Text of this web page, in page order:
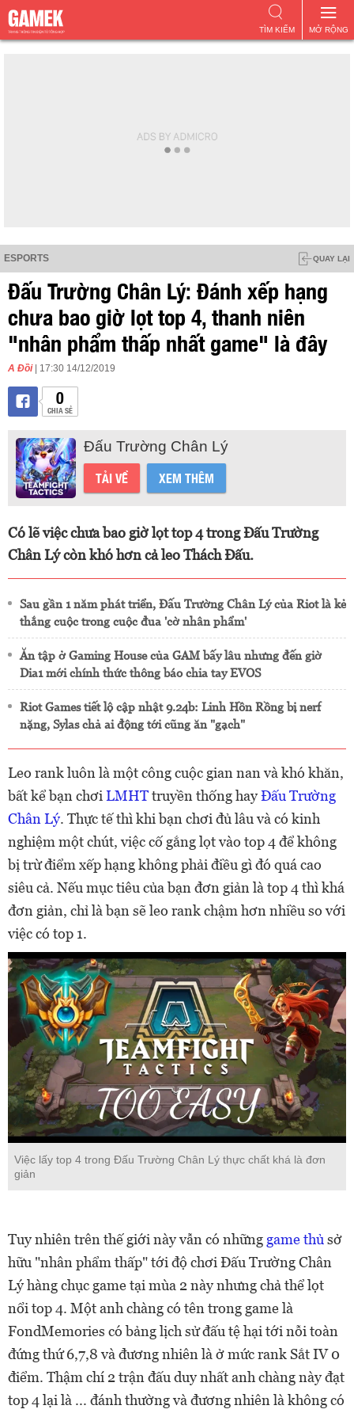
MỞ RỘNG
TÌM KIẾM
ESPORTS QUAY LẠI
Đấu Trường Chân Lý: Đánh xếp hạng
chưa bao giờ lọt top 4, thanh niên
"nhân phẩm thấp nhất game" là đây
A Đồi | 17:30 14/12/2019
0
CHIA SẺ
Đấu Trường Chân Lý
TẢI VỀ XEM THÊM
Có lẽ việc chưa bao giờ lọt top 4 trong Đấu Trường
Chân Lý còn khó hơn cả leo Thách Đấu.
Sau gần 1 năm phát triển, Đấu Trường Chân Lý của Riot là kẻ
thắng cuộc trong cuộc đua 'cờ nhân phẩm'
Ăn tập ở Gaming House của GAM bấy lâu nhưng đến giờ
Dia1 mới chính thức thông báo chia tay EVOS
Riot Games tiết lộ cập nhật 9.24b: Linh Hồn Rồng bị nerf
nặng, Sylas chả ai động tới cũng ăn "gạch"
Leo rank luôn là một công cuộc gian nan và khó khăn,
bất kể bạn chơi LMHTtruyền thống hayĐấu Trường
Chân Lý. Thực tế thì khi bạn chơi đủ lâu và có kinh
nghiệm một chút, việc cố gắng lọt vào top 4 để không
bị trừ điểm xếp hạng không phải điều gì đó quá cao
siêu cả. Nếu mục tiêu của bạn đơn giản là top 4 thì khá
đơn giản, chỉ là bạn sẽ leo rank chậm hơn nhiều so với
việc có top 1.
Việc lấy top 4 trong Đấu Trường Chân Lý thực chất khá là đơn
giản
Tuy nhiên trên thế giới này vẫn có những game thủ sở
hữu "nhân phẩm thấp" tới độ chơi Đấu Trường Chân
Lý hàng chục game tại mùa 2 này nhưng chả thể lọt
nổi top 4. Một anh chàng có tên trong game là
FondMemories có bảng lịch sử đấu tệ hại tới nỗi toàn
đứng thứ 6,7,8 và đương nhiên là ở mức rank Sắt IV 0
điểm. Thậm chí 2 trận đấu duy nhất anh chàng này đạt
top 4 lại là ... đánh thường và đương nhiên là không có